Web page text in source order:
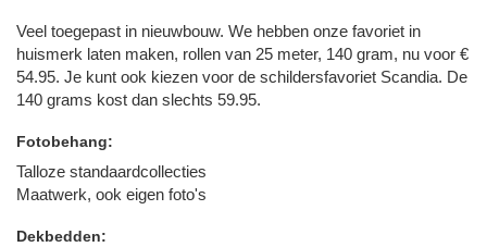
Veel toegepast in nieuwbouw. We hebben onze favoriet in
huismerk laten maken, rollen van 25 meter, 140 gram, nu voor €
54.95. Je kunt ook kiezen voor de schildersfavoriet Scandia. De
140 grams kost dan slechts 59.95.
Fotobehang:
Talloze standaardcollecties
Maatwerk, ook eigen foto's
Dekbedden: